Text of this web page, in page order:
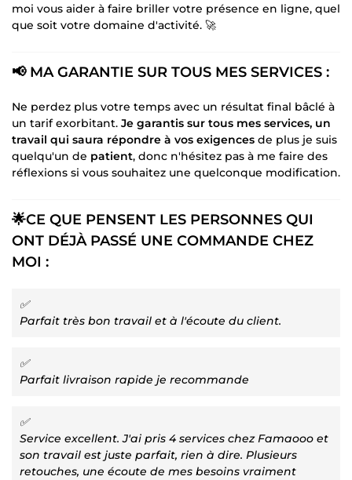
moi vous aider à faire briller votre présence en ligne, quel
que soit votre domaine d'activité. 🚀
📢 MA GARANTIE SUR TOUS MES SERVICES :
Ne perdez plus votre temps avec un résultat final bâclé à
un tarif exorbitant. Je garantis sur tous mes services, un
travail qui saura répondre à vos exigences de plus je suis
quelqu'un de patient, donc n'hésitez pas à me faire des
réflexions si vous souhaitez une quelconque modification.
🌟CE QUE PENSENT LES PERSONNES QUI
ONT DÉJÀ PASSÉ UNE COMMANDE CHEZ
MOI :
✅
Parfait très bon travail et à l'écoute du client.
✅
Parfait livraison rapide je recommande
✅
Service excellent. J'ai pris 4 services chez Famaooo et
son travail est juste parfait, rien à dire. Plusieurs
retouches, une écoute de mes besoins vraiment